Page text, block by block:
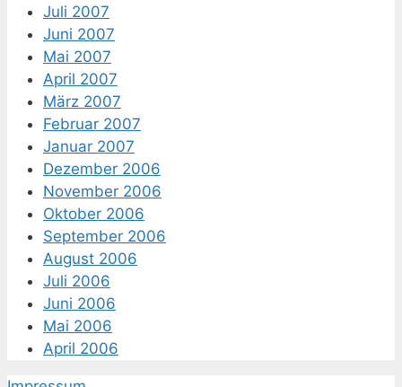
Juli 2007
Juni 2007
Mai 2007
April 2007
März 2007
Februar 2007
Januar 2007
Dezember 2006
November 2006
Oktober 2006
September 2006
August 2006
Juli 2006
Juni 2006
Mai 2006
April 2006